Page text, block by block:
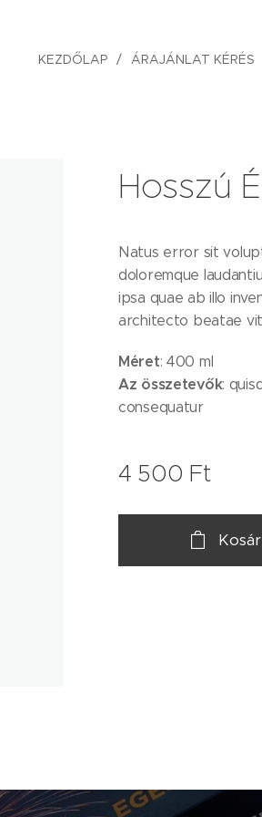
KEZDŐLAP ÁRAJÁNLAT KÉRÉS
Hosszú
Natus error sit
doloremque
ipsa quae ab illo
architecto beatae
Méret: 400 ml
Az összetevők:
consequatur
4 500 Ft